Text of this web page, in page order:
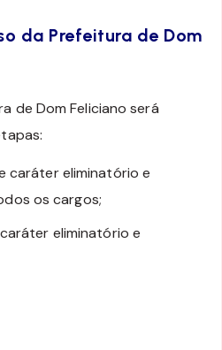
da Prefeitura de Dom
de Dom Feliciano será
caráter eliminatório e
os cargos;
eliminatório e